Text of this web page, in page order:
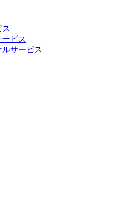
ビス
サービス